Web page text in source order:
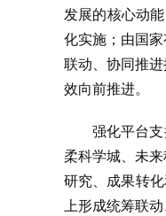
发展的核心动
化实施；由国
联动、协同推
效向前推进。
强化平台
柔科学城、未
研究、成果转
上形成统筹联